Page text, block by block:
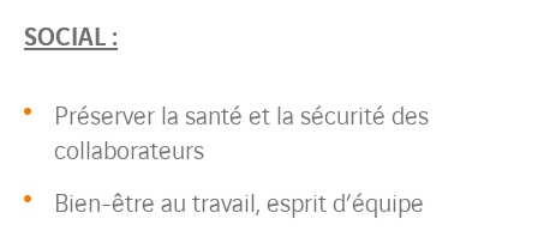
SOCIAL :
Préserver la santé et la sécurité des
collaborateurs
Bien-être au travail, esprit d’équipe